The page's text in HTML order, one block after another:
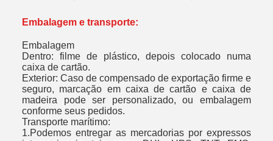
Embalagem e transporte:
Embalagem
Dentro: filme de plástico, depois colocado numa
caixa de cartão.
Exterior: Caso de compensado de exportação firme e
seguro, marcação em caixa de cartão e caixa de
madeira pode ser personalizado, ou embalagem
conforme seus pedidos.
Transporte marítimo:
1.Podemos entregar as mercadorias por expressos